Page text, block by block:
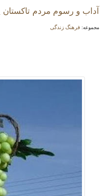
آداب و رسوم مردم تاکستان
مجموعه:فرهنگ زندگی